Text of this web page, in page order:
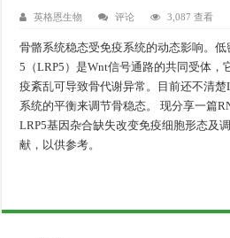
英格恩生物 评论 3,087 查看
骨骼系统稳态受免疫系统的动态影响。
5（LRP5）是Wnt信号通路的共同受体，
疫紊乱可导致骨代谢异常。目前还不清
系统的平衡来调节骨稳态。 现分享一篇
LRP5基因杂合缺失改变免疫细胞形态及
献，以供参考。